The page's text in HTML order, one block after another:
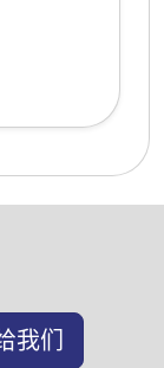
我们